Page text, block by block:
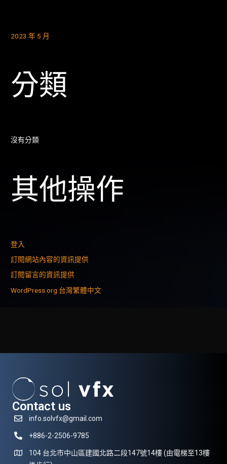
2023 年 5 月
分類
沒有分類
其他操作
登入
訂閱網站內容的資訊提供
訂閱留言的資訊提供
WordPress.org 台灣繁體中文
Contact us
info.solvfx@gmail.com
+886-2-2506-9785
104 台北市中山區建國北路二段147號14樓 (由電梯至13樓